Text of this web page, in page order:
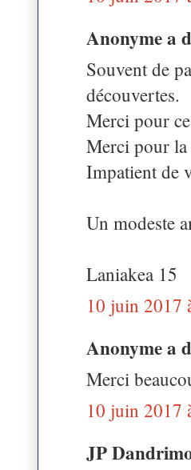
Anonyme a
Souvent de
découvertes.
Merci pour
Merci pour
Impatient de
Un modeste
Laniakea 15
10 juin 2017
Anonyme a
Merci
10 juin 2017
JP